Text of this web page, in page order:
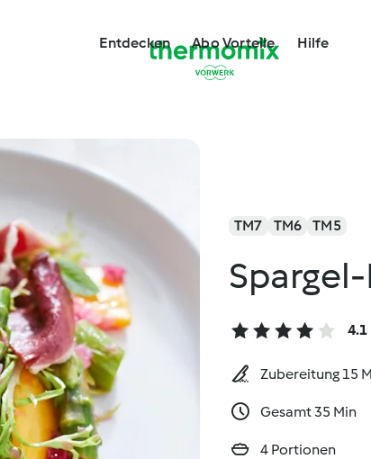
Entdecken Abo Vorteile Hilfe
TM7 TM6 TM5
4.1
Zubereitung 15
Gesamt 35 Min
4 Portionen